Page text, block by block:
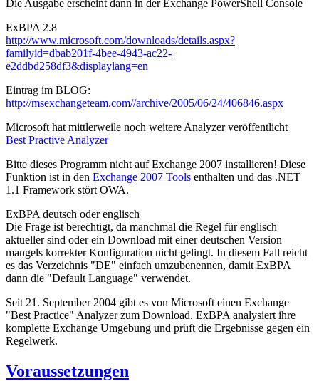
Die Ausgabe erscheint dann in der Exchange PowerShell Console
ExBPA 2.8
http://www.microsoft.com/downloads/details.aspx?
familyid=dbab201f-4bee-4943-ac22-
e2ddbd258df3&displaylang=en
Eintrag im BLOG:
http://msexchangeteam.com//archive/2005/06/24/406846.aspx
Microsoft hat mittlerweile noch weitere Analyzer veröffentlicht
Best Practive Analyzer
Bitte dieses Programm nicht auf Exchange 2007 installieren! Diese
Funktion ist in den Exchange 2007 Tools enthalten und das .NET
1.1 Framework stört OWA.
ExBPA deutsch oder englisch
Die Frage ist berechtigt, da manchmal die Regel für englisch
aktueller sind oder ein Download mit einer deutschen Version
mangels korrekter Konfiguration nicht gelingt. In diesem Fall reicht
es das Verzeichnis "DE" einfach umzubenennen, damit ExBPA
dann die "Default Language" verwendet.
Seit 21. September 2004 gibt es von Microsoft einen Exchange
"Best Practice" Analyzer zum Download. ExBPA analysiert ihre
komplette Exchange Umgebung und prüft die Ergebnisse gegen ein
Regelwerk.
Voraussetzungen